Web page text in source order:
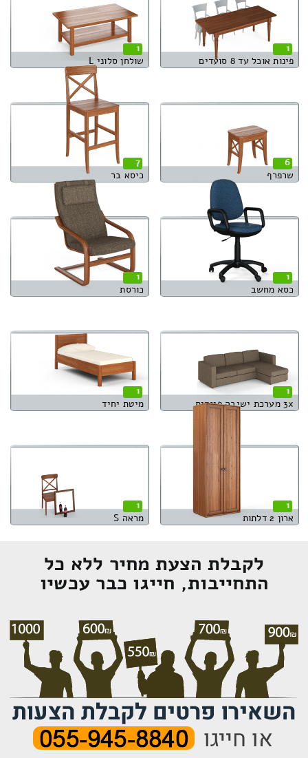
1
פינות אוכל עד 8 סועדים
1
שולחן סלוני L
6
שרפרף
7
כיסא בר
1
כסא מחשב
1
כורסת
1
3x מערכת ישיבה פינתית
1
מיטת יחיד
1
ארון 2 דלתות
1
מראה S
לקבלת הצעת מחיר ללא כל
התחייבות, חייגו כבר עכשיו